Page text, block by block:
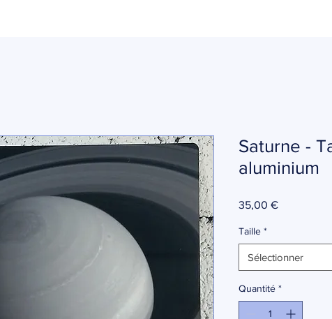
Saturne -
aluminium
35,00 €Prix
Taille *
Sélectionner
Quantité *